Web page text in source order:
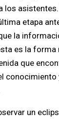
los
etapa
la
es la forma
que
conocimiento
un